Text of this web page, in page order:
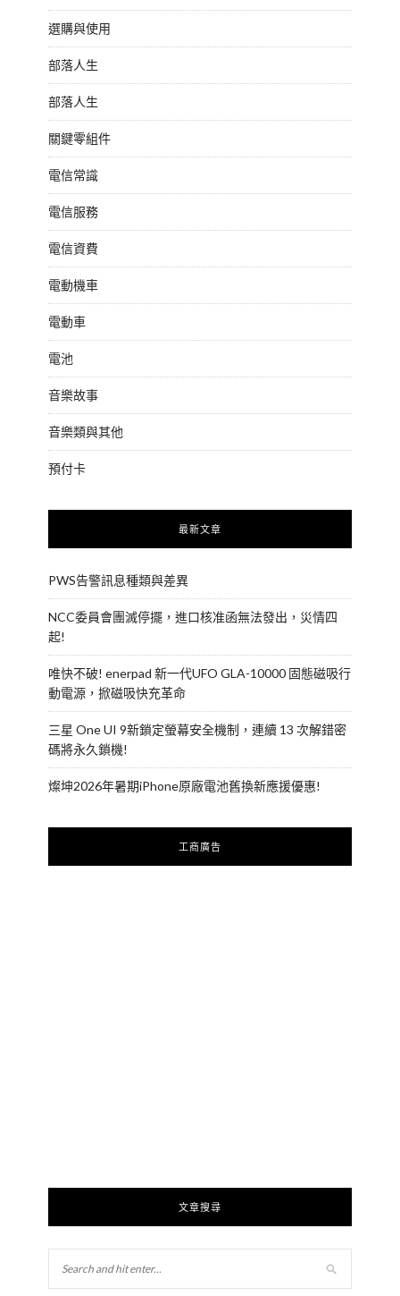
選購與使用
部落人生
部落人生
關鍵零組件
電信常識
電信服務
電信資費
電動機車
電動車
電池
音樂故事
音樂類與其他
預付卡
最新文章
PWS告警訊息種類與差異
NCC委員會團滅停擺，進口核准函無法發出，災情四
起!
唯快不破! enerpad 新一代UFO GLA-10000 固態磁吸行
動電源，掀磁吸快充革命
三星 One UI 9新鎖定螢幕安全機制，連續 13 次解錯密
碼將永久鎖機!
燦坤2026年暑期iPhone原廠電池舊換新應援優惠!
工商廣告
文章搜尋